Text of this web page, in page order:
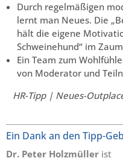
Durch regelmäßigen
lernt man Neues. Die
hält die eigene
Schweinehund“ im
Ein Team zum
von Moderator und
HR-Tipp | Neues-
Ein Dank an den Tipp-
Dr. Peter Holzmüller ist